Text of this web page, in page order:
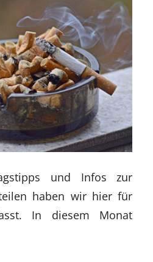
und Infos zur
haben wir hier für
In diesem Monat